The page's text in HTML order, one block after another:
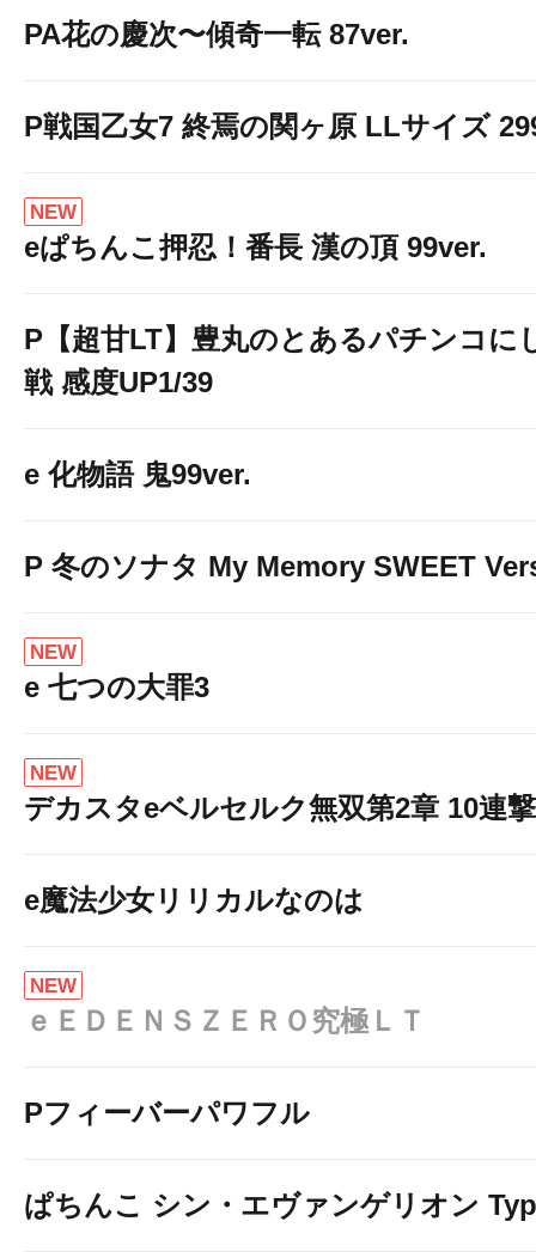
PA花の慶次〜傾奇一転 87ver.
P戦国乙女7 終焉の関ヶ原 LLサイズ
NEW
eぱちんこ押忍！番長 漢の頂 99ver.
P【超甘LT】豊丸のとあるパチンコに
戦 感度UP1/39
e 化物語 鬼99ver.
P 冬のソナタ My Memory SWEET
NEW
e 七つの大罪3
NEW
デカスタeベルセルク無双第2章 10連
e魔法少女リリカルなのは
NEW
ｅＥＤＥＮＳＺＥＲＯ究極ＬＴ
Pフィーバーパワフル
ぱちんこ シン・エヴァンゲリオン